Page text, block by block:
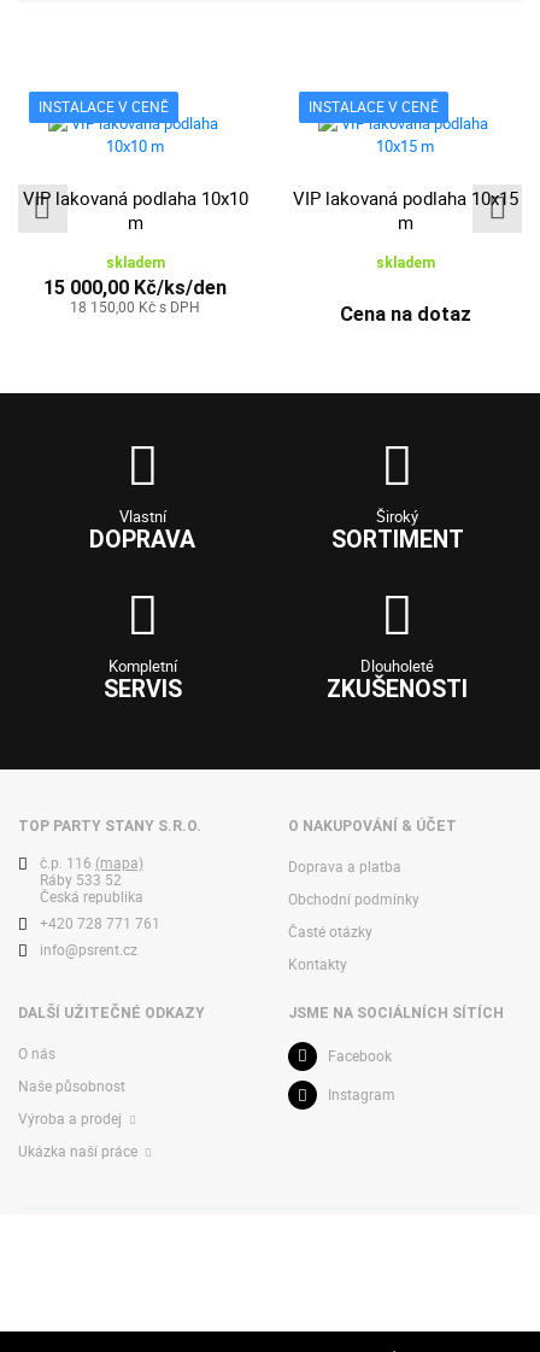
INSTALACE V CENĚ
VIP lakovaná podlaha 10x10
m
skladem
15 000,00 Kč/ks/den
18 150,00 Kč s DPH
INSTALACE V CENĚ
VIP lakovaná podlaha 10x15
m
skladem
Cena na dotaz
Vlastní
DOPRAVA
Široký
SORTIMENT
Kompletní
SERVIS
Dlouholeté
ZKUŠENOSTI
TOP PARTY STANY S.R.O.
č.p. 116 (mapa)
Ráby 533 52
Česká republika
+420 728 771 761
info@psrent.cz
O NAKUPOVÁNÍ & ÚČET
Doprava a platba
Obchodní podmínky
Časté otázky
Kontakty
DALŠÍ UŽITEČNÉ ODKAZY
O nás
Naše působnost
Výroba a prodej
Ukázka naší práce
JSME NA SOCIÁLNÍCH SÍTÍCH
Facebook
Instagram